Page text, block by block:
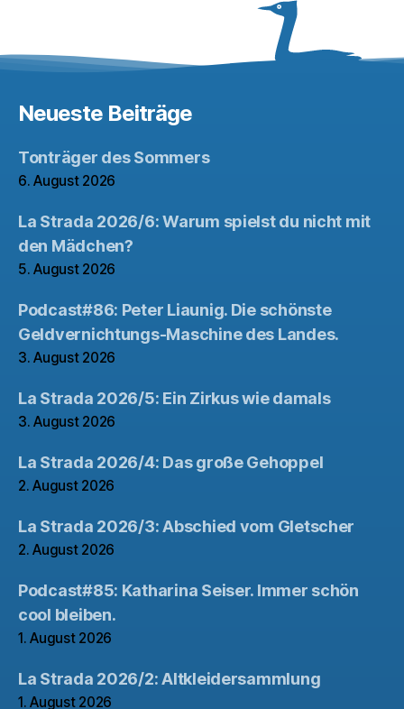
Neueste Beiträge
Tonträger des Sommers
6. August 2026
La Strada 2026/6: Warum spielst du nicht mit
den Mädchen?
5. August 2026
Podcast#86: Peter Liaunig. Die schönste
Geldvernichtungs-Maschine des Landes.
3. August 2026
La Strada 2026/5: Ein Zirkus wie damals
3. August 2026
La Strada 2026/4: Das große Gehoppel
2. August 2026
La Strada 2026/3: Abschied vom Gletscher
2. August 2026
Podcast#85: Katharina Seiser. Immer schön
cool bleiben.
1. August 2026
La Strada 2026/2: Altkleidersammlung
1. August 2026